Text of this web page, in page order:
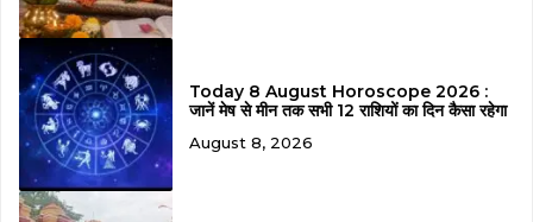
Today 8 August Horoscope 2026 :
जानें मेष से मीन तक सभी 12 राशियों का दिन कैसा रहेगा
August 8, 2026